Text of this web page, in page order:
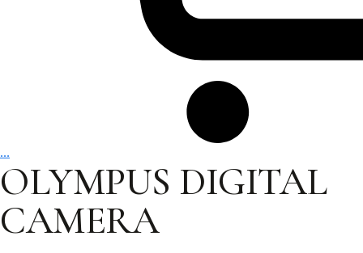
…
OLYMPUS DIGITAL
CAMERA